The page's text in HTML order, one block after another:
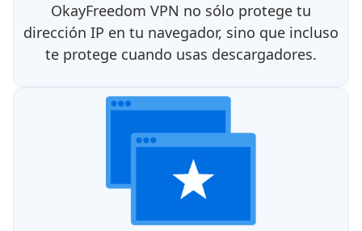
OkayFreedom VPN no sólo protege tu
dirección IP en tu navegador, sino que incluso
te protege cuando usas descargadores.